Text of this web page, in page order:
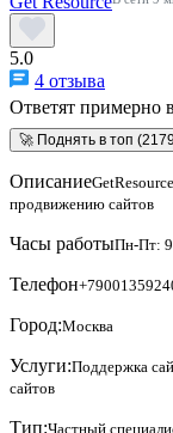
5.0
4 отзыва
Ответят примерно
🚀 Поднять в топ
Описание
продвижению сайтов
Часы работыПн-Пт:
Телефон
Город:Москва
Услуги:Поддержка
сайтов
Тип:Частный